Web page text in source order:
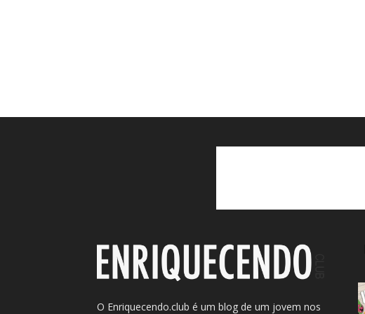
O Enriquecendo.club é um blog de um jovem nos